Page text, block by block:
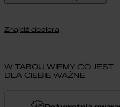
Znajdź dealera
W TABOU WIEMY CO JEST
DLA CIEBIE WAŻNE